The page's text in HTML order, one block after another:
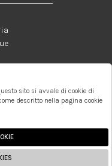
Contatti:
info@donna1981.it
sito si avvale di cookie di
descritto nella pagina cookie